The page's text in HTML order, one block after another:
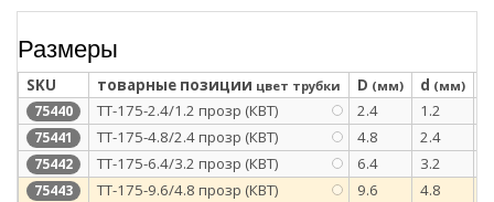
Размеры
SKU товарные позиции цвет трубки D (мм) d (мм)
75440 ТТ-175-2.4/1.2 прозр (КВТ) 2.4 1.2
75441 ТТ-175-4.8/2.4 прозр (КВТ) 4.8 2.4
75442 ТТ-175-6.4/3.2 прозр (КВТ) 6.4 3.2
75443 ТТ-175-9.6/4.8 прозр (КВТ) 9.6 4.8